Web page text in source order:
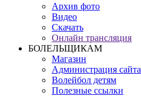
Архив фото
Видео
Скачать
Онлайн трансляция
БОЛЕЛЬЩИКАМ
Магазин
Администрация сайта
Волейбол детям
Полезные ссылки